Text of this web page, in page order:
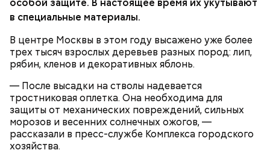
особой защите. В настоящее время их укутывают
в специальные материалы.
В центре Москвы в этом году высажено уже более
трех тысяч взрослых деревьев разных пород: лип,
рябин, кленов и декоративных яблонь.
— После высадки на стволы надевается
тростниковая оплетка. Она необходима для
защиты от механических повреждений, сильных
морозов и весенних солнечных ожогов, —
рассказали в пресс-службе Комплекса городского
хозяйства.